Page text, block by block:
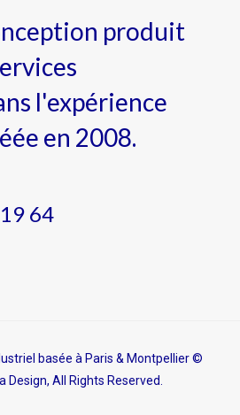
produit
l'expérience
en 2008.
64
basée à Paris & Montpellier ©
Design, All Rights Reserved.